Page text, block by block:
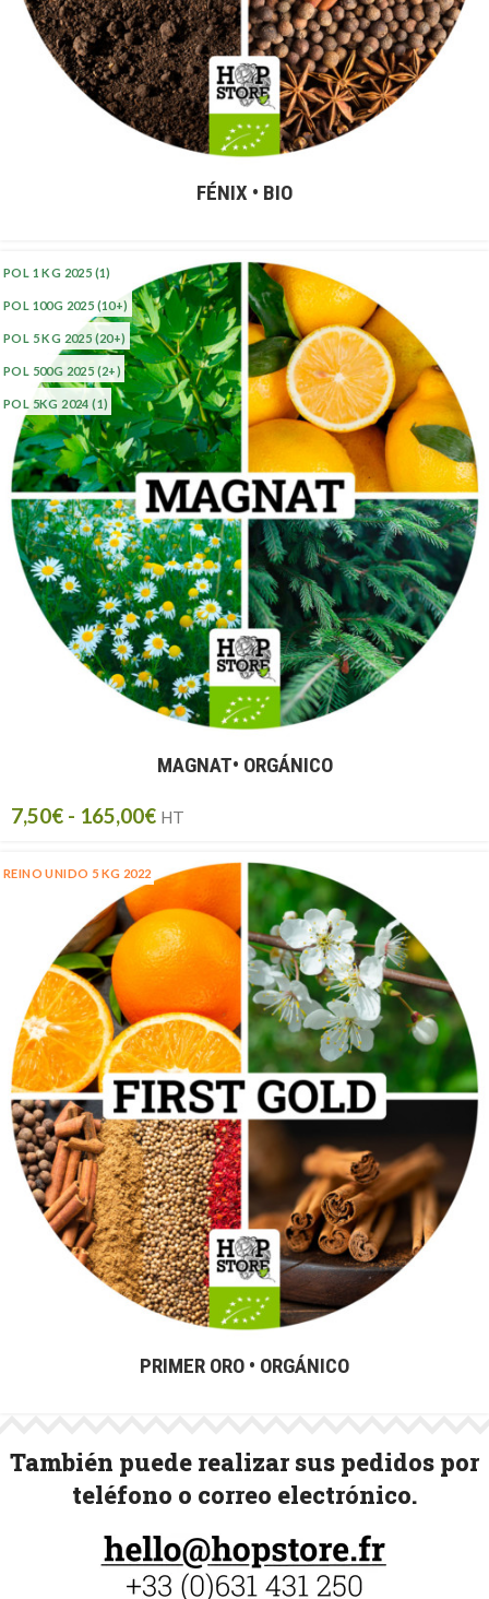
FÉNIX • BIO
POL 1 KG 2025 (1)
POL 100G 2025 (10+)
POL 5 KG 2025 (20+)
POL 500G 2025 (2+)
POL 5KG 2024(1)
MAGNAT• ORGÁNICO
7,50€ - 165,00€ HT
REINO UNIDO 5 KG 2022
PRIMER ORO • ORGÁNICO
También puede realizar sus pedidos por
teléfono o correo electrónico.